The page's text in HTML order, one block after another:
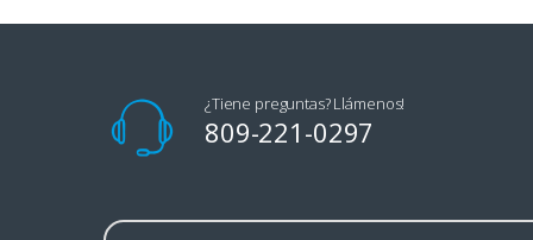
¿Tiene preguntas? Llámenos!
809-221-0297